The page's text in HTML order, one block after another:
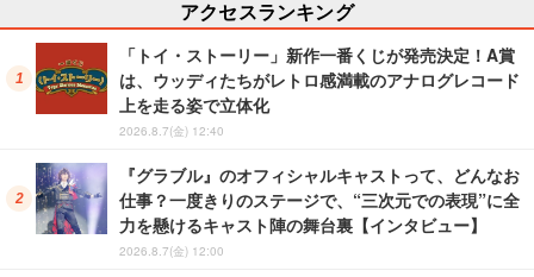
アクセスランキング
「トイ・ストーリー」新作一番くじが発売決定！A賞
は、ウッディたちがレトロ感満載のアナログレコード
上を走る姿で立体化
2026.8.7(金) 12:40
『グラブル』のオフィシャルキャストって、どんなお
仕事？一度きりのステージで、“三次元での表現”に全
力を懸けるキャスト陣の舞台裏【インタビュー】
2026.8.7(金) 12:00